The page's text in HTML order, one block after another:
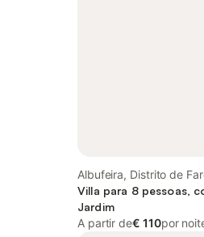
Albufeira, Distrito de
Villa para 8 pessoas,
Jardim
A partir de€ 110por